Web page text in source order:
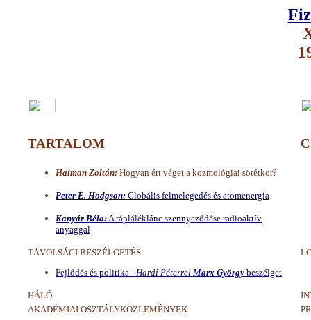
TARTALOM
Haiman Zoltán: Hogyan ért véget a kozmológiai sötétkor?
Peter E. Hodgson: Globális felmelegedés és atomenergia
Kanyár Béla: A tápláléklánc szennyeződése radioaktív
anyaggal
TÁVOLSÁGI BESZÉLGETÉS
Fejlődés és politika - Hardi Péterrel Marx György beszélget
HÁLÓ
AKADÉMIAI OSZTÁLYKÖZLEMÉNYEK